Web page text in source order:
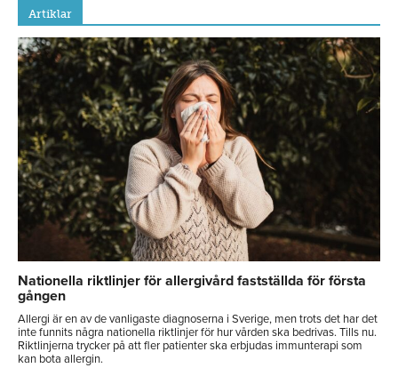
Artiklar
Nationella riktlinjer för allergivård fastställda för första
gången
Allergi är en av de vanligaste diagnoserna i Sverige, men trots det har det
inte funnits några nationella riktlinjer för hur vården ska bedrivas. Tills nu.
Riktlinjerna trycker på att fler patienter ska erbjudas immunterapi som
kan bota allergin.